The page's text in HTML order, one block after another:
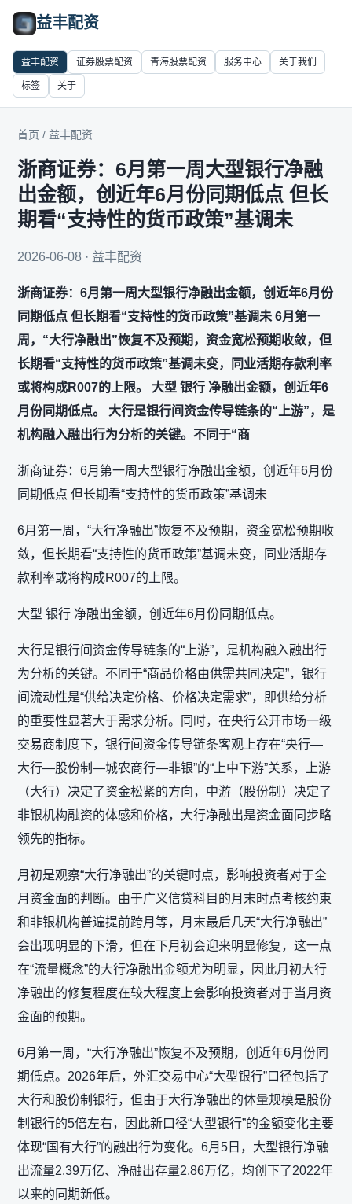
益丰配资
益丰配资 证券股票配资 青海股票配资 服务中心 关于我们
标签 关于
首页 / 益丰配资
浙商证券：6月第一周大型银行净融
出金额，创近年6月份同期低点 但长
期看“支持性的货币政策”基调未
2026-06-08 · 益丰配资
浙商证券：6月第一周大型银行净融出金额，创近年6月份
同期低点 但长期看“支持性的货币政策”基调未 6月第一
周，“大行净融出”恢复不及预期，资金宽松预期收敛，但
长期看“支持性的货币政策”基调未变，同业活期存款利率
或将构成R007的上限。 大型 银行 净融出金额，创近年6
月份同期低点。 大行是银行间资金传导链条的“上游”，是
机构融入融出行为分析的关键。不同于“商
浙商证券：6月第一周大型银行净融出金额，创近年6月份
同期低点 但长期看“支持性的货币政策”基调未
6月第一周，“大行净融出”恢复不及预期，资金宽松预期收
敛，但长期看“支持性的货币政策”基调未变，同业活期存
款利率或将构成R007的上限。
大型 银行 净融出金额，创近年6月份同期低点。
大行是银行间资金传导链条的“上游”，是机构融入融出行
为分析的关键。不同于“商品价格由供需共同决定”，银行
间流动性是“供给决定价格、价格决定需求”，即供给分析
的重要性显著大于需求分析。同时，在央行公开市场一级
交易商制度下，银行间资金传导链条客观上存在“央行—
大行—股份制—城农商行—非银”的“上中下游”关系，上游
（大行）决定了资金松紧的方向，中游（股份制）决定了
非银机构融资的体感和价格，大行净融出是资金面同步略
领先的指标。
月初是观察“大行净融出”的关键时点，影响投资者对于全
月资金面的判断。由于广义信贷科目的月末时点考核约束
和非银机构普遍提前跨月等，月末最后几天“大行净融出”
会出现明显的下滑，但在下月初会迎来明显修复，这一点
在“流量概念”的大行净融出金额尤为明显，因此月初大行
净融出的修复程度在较大程度上会影响投资者对于当月资
金面的预期。
6月第一周，“大行净融出”恢复不及预期，创近年6月份同
期低点。2026年后，外汇交易中心“大型银行”口径包括了
大行和股份制银行，但由于大行净融出的体量规模是股份
制银行的5倍左右，因此新口径“大型银行”的金额变化主要
体现“国有大行”的融出行为变化。6月5日，大型银行净融
出流量2.39万亿、净融出存量2.86万亿，均创下了2022年
以来的同期新低。